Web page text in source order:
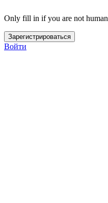
Only fill in if you are not human
Войти